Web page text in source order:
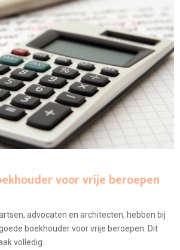
voor vrije beroepen
advocaten en architecten, hebben bij
boekhouder voor vrije beroepen. Dit
volledig...